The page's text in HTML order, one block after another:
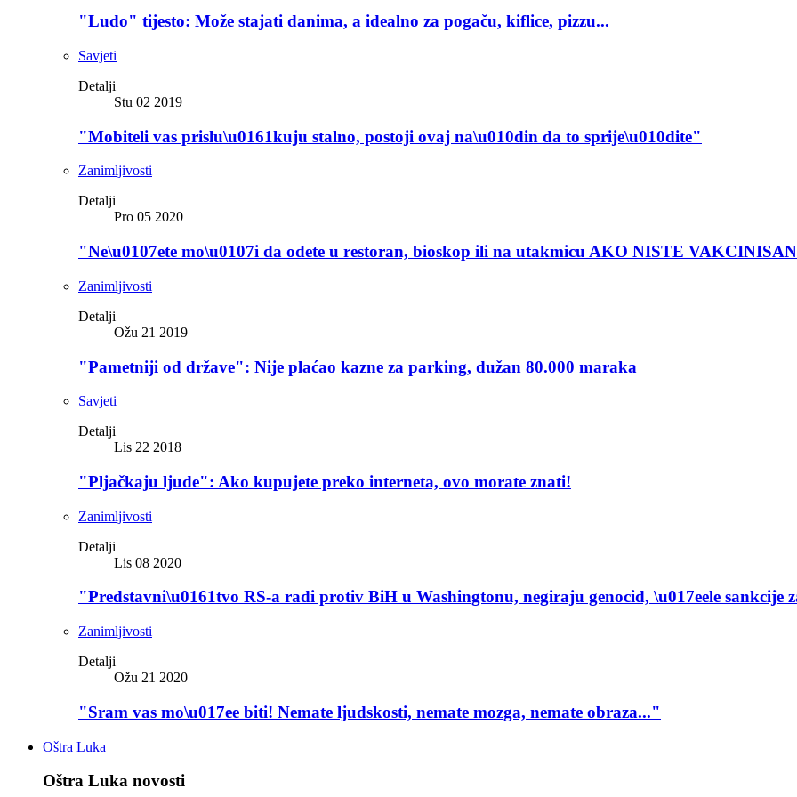
"Ludo" tijesto: Može stajati danima, a idealno za pogaču, kiflice, pizzu...
Savjeti
Detalji
Stu 02 2019
"Mobiteli vas prislu\u0161kuju stalno, postoji ovaj na\u010din da to sprije\u010dite"
Zanimljivosti
Detalji
Pro 05 2020
"Ne\u0107ete mo\u0107i da odete u restoran, bioskop ili na utakmicu AKO NISTE
Zanimljivosti
Detalji
Ožu 21 2019
"Pametniji od države": Nije plaćao kazne za parking, dužan 80.000 maraka
Savjeti
Detalji
Lis 22 2018
"Pljačkaju ljude": Ako kupujete preko interneta, ovo morate znati!
Zanimljivosti
Detalji
Lis 08 2020
"Predstavni\u0161tvo RS-a radi protiv BiH u Washingtonu, negiraju genocid, \u017eele sankcije
Zanimljivosti
Detalji
Ožu 21 2020
"Sram vas mo\u017ee biti! Nemate ljudskosti, nemate mozga, nemate obraza..."
Oštra Luka
Oštra Luka novosti